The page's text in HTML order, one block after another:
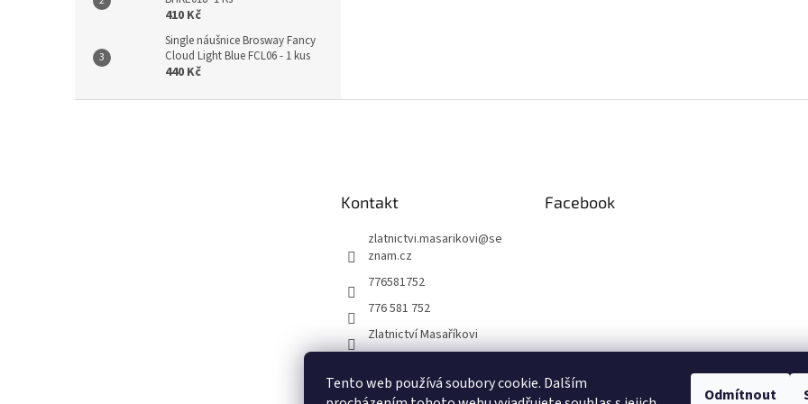
Tento web používá soubory cookie. Dalším
Odmítnout
410 Kč
Single náušnice Brosway Fancy
Cloud Light Blue FCL06 - 1 kus
440 Kč
Kontakt
zlatnictvi.masarikovi@se
znam.cz
776581752
776 581 752
Zlatnictví Masaříkovi
Facebook
Formuláře